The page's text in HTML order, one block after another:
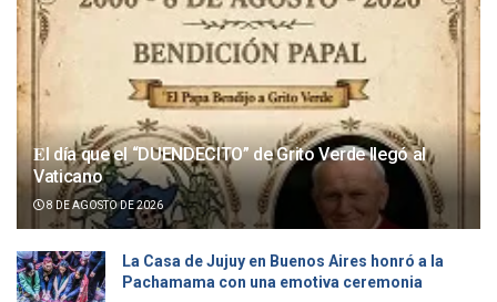
𝐄l día que el “DUENDECITO” de Grito Verde llegó al
Vaticano
8 DE AGOSTO DE 2026
La Casa de Jujuy en Buenos Aires honró a la
Pachamama con una emotiva ceremonia